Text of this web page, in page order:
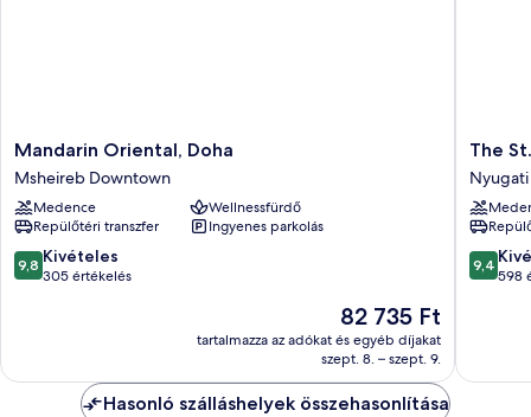
Mandarin
Oriental,
Doha
Msheireb
Downtown
Mandarin Oriental, Doha
Msheireb Downtown
Medence
Wellnessfürdő
Repülőtéri transzfer
Ingyenes parkolás
9.8
ennyiből:
9,8 Kivételes
305 értékelés
Az
ár
82 735 Ft
82 735 Ft
tartalmazza az adókat és egyéb díjakat
szept. 8. – szept. 9.
The
St.
Regis
Doha
Nyugati
öböl
The
9.4
9,4
598
Hasonló szálláshelyek összehasonlítása